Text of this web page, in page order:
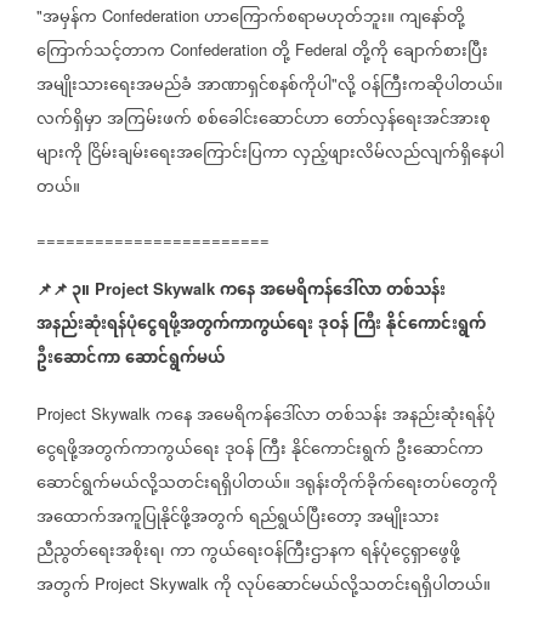
"အမှန်က Confederation ဟာကြောက်စရာမဟုတ်ဘူး။ကျနော်တို့
ကြောက်သင့်တာက Confederation တို့ Federal တို့ကိုချောက်စားပြီး
အမျိုးသားရေးအမည်ခံအာဏာရှင်စနစ်ကိုပါ"လို့ဝန်ကြီးကဆိုပါတယ်။
လက်ရှိမှာအကြမ်းဖက်စစ်ခေါင်းဆောင်ဟာတော်လှန်ရေးအင်အားစု
များကို ငြိမ်းချမ်းရေးအကြောင်းပြကာလှည့်ဖျားလိမ်လည်လျက်ရှိနေပါ
တယ်။
========================
📌📌၃။ Project Skywalk ကနေအမေရိကန်ဒေါ်လာတစ်သန်း
အနည်းဆုံးရန်ပုံငွေရဖို့အတွက်ကာကွယ်ရေးဒုဝန်ကြီးနိုင်ကောင်းရွက်
ဦးဆောင်ကာဆောင်ရွက်မယ်
Project Skywalk ကနေအမေရိကန်ဒေါ်လာတစ်သန်းအနည်းဆုံးရန်ပုံ
ငွေရဖို့အတွက်ကာကွယ်ရေးဒုဝန်ကြီးနိုင်ကောင်းရွက် ဦးဆောင်ကာ
ဆောင်ရွက်မယ်လို့သတင်းရရှိပါတယ်။ဒရုန်းတိုက်ခိုက်ရေးတပ်တွေကို
အထောက်အကူပြုနိုင်ဖို့အတွက်ရည်ရွယ်ပြီးတော့အမျိုးသား
ညီညွတ်ရေးအစိုးရ၊ကာကွယ်ရေးဝန်ကြီးဌာနကရန်ပုံငွေရှာဖွေဖို့
အတွက် Project Skywalk ကိုလုပ်ဆောင်မယ်လို့သတင်းရရှိပါတယ်။